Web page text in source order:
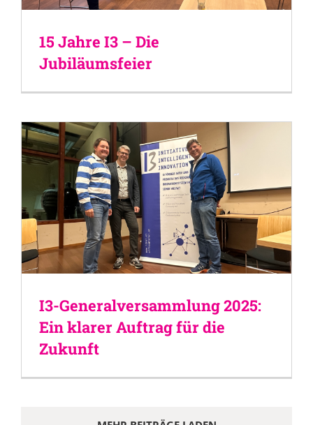
15 Jahre I3 – Die
Jubiläumsfeier
I3-Generalversammlung 2025:
Ein klarer Auftrag für die
Zukunft